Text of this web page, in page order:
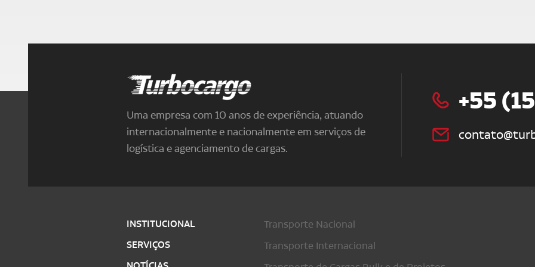
Turbocargo
Uma empresa com 10 anos de experiência, atuando
internacionalmente e nacionalmente em serviços de
logística e agenciamento de cargas.
+55
INSTITUCIONAL
SERVIÇOS
Transporte Nacional
Transporte Internacional